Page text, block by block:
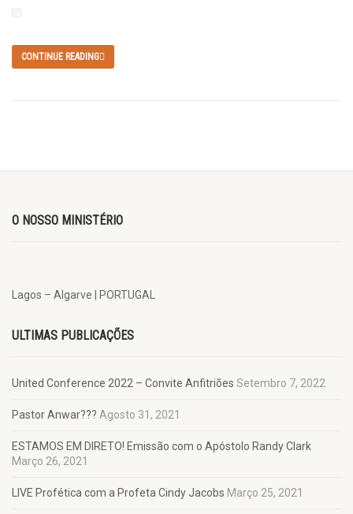
CONTINUE READING
O NOSSO MINISTÉRIO
Lagos – Algarve | PORTUGAL
ULTIMAS PUBLICAÇÕES
United Conference 2022 – Convite Anfitriões Setembro 7, 2022
Pastor Anwar??? Agosto 31, 2021
ESTAMOS EM DIRETO! Emissão com o Apóstolo Randy Clark
Março 26, 2021
LIVE Profética com a Profeta Cindy Jacobs Março 25, 2021